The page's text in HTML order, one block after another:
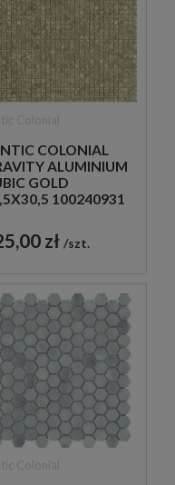
COLONIAL
ALUMINIUM
GOLD
100240931
zł szt.